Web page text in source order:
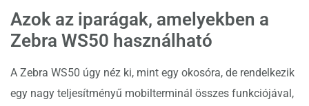
Azok az iparágak, amelyekben a
Zebra WS50 használható
A Zebra WS50 úgy néz ki, mint egy okosóra, de rendelkezik
egy nagy teljesítményű mobilterminál összes funkciójával,